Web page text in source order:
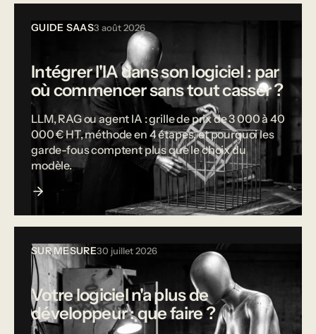
GUIDE SAAS3 août 2026
Intégrer l'IA dans son logiciel : par
où commencer sans tout casser ?
LLM, RAG ou agent IA : grille de prix de 3 000 à 40
000 € HT, méthode en 4 étapes, et pourquoi les
garde-fous comptent plus que le choix du
modèle.
SUR MESURE30 juillet 2026
Votre logiciel n'a plus de
développeur : que faire ?